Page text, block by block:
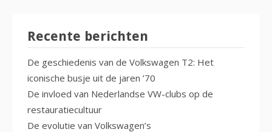
Recente berichten
De geschiedenis van de Volkswagen T2: Het
iconische busje uit de jaren ’70
De invloed van Nederlandse VW-clubs op de
restauratiecultuur
De evolutie van Volkswagen’s